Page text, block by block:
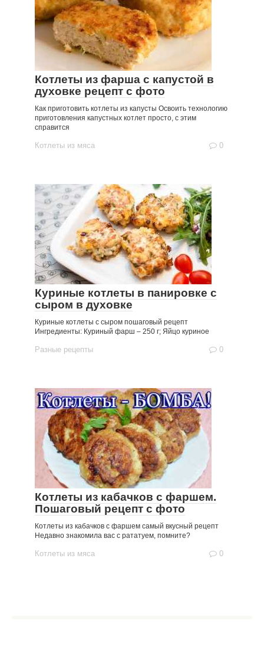
Котлеты из фарша с капустой в
духовке рецепт с фото
Как приготовить котлеты из капусты Освоить технологию
приготовления капустных котлет просто, с этим
справится
Котлеты из мяса 0
Куриные котлеты в панировке с
сыром в духовке
Куриные котлеты с сыром пошаговый рецепт
Ингредиенты: Куриный фарш – 250 г; Яйцо куриное
Разные рецепты 0
Котлеты из кабачков с фаршем.
Пошаговый рецепт с фото
Котлеты из кабачков с фаршем самый вкусный рецепт
Недавно знакомила вас с рататуем, помните?
Котлеты из мяса 0